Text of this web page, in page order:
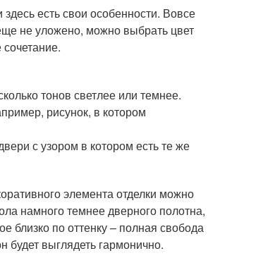
есть свои особенности. Вовсе
не уложено, можно выбрать цвет
тонов светлее или темнее.
рисунок, в котором
с узором в котором есть те же
элемента отделки можно
намного темнее дверного полотна,
близко по оттенку – полная свобода
будет выглядеть гармонично.